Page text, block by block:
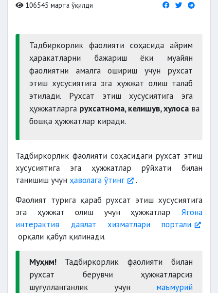
106545 марта ўқилди
Тадбиркорлик фаолияти соҳасида айрим
ҳаракатларни бажариш ёки муайян
фаолиятни амалга ошириш учун рухсат
этиш хусусиятига эга ҳужжат олиш талаб
этилади. Рухсат этиш хусусиятига эга
ҳужжатларга рухсатнома, келишув, хулоса ва
бошқа ҳужжатлар киради.
Тадбиркорлик фаолияти соҳасидаги рухсат этиш
хусусиятига эга ҳужжатлар рўйхати билан
танишиш учун ҳаволага ўтинг
.
Фаолият турига қараб рухсат этиш хусусиятига
эга ҳужжат олиш учун ҳужжатлар Ягона
интерактив давлат хизматлари портали
орқали қабул қилинади.
Муҳим! Тадбиркорлик фаолияти билан
рухсат берувчи ҳужжатларсиз
шуғулланганлик учун маъмурий